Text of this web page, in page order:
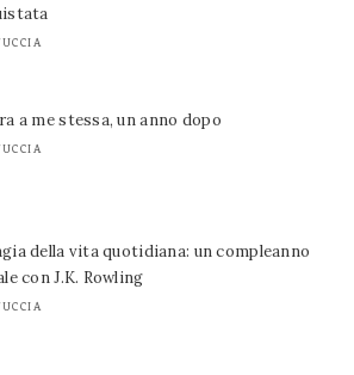
a me stessa, un anno dopo
della vita quotidiana: un compleanno
con J.K. Rowling